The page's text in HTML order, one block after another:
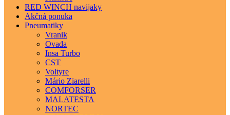
RED WINCH navijaky
Akčná ponuka
Pneumatiky
Vranik
Ovada
Insa Turbo
CST
Voltyre
Mário Ziarelli
COMFORSER
MALATESTA
NORTEC